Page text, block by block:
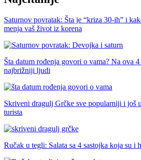
Saturnov povratak: Šta je “kriza 30-ih” i
menja vaš život iz korena
Šta datum rođenja govori o vama? Na ova 4
najbrižniji ljudi
Skriveni dragulj Grčke sve popularniji i još
turista
Ručak u tegli: Salata sa 4 sastojka koja su i